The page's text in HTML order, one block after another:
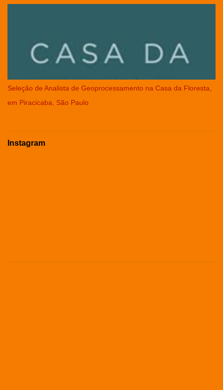
Seleção de Analista de Geoprocessamento na Casa da Floresta,
em Piracicaba, São Paulo
Instagram